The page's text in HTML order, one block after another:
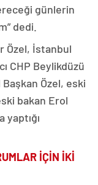
günlerin
dedi.
Özel, İstanbul
CHP Beylikdüzü
Özel, eski
bakan Erol
yaptığı
İÇİN İKİ